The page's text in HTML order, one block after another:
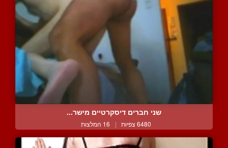
שני חברים דיסקרטיים מישר...
6480 צפיות | 16 המלצות